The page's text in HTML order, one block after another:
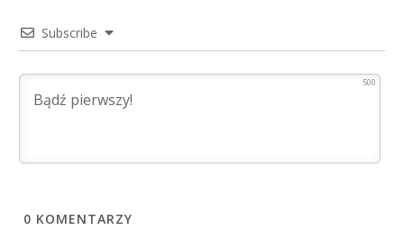
Subscribe
500
0 KOMENTARZY